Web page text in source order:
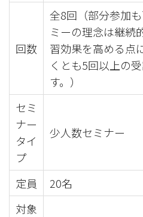
回数
全8回（部分参加
ミーの理念は継続
習効果を高める点
くとも5回以上の
す。）
セミ
ナー
タイ
プ
少人数セミナー
定員
20名
対象